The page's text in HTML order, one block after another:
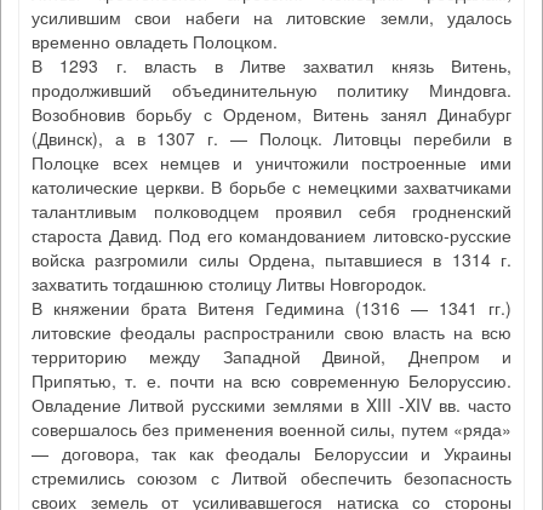
усилившим свои набеги на литовские земли, удалось
временно овладеть Полоцком.
В 1293 г. власть в Литве захватил князь Витень,
продолживший объединительную политику Миндовга.
Возобновив борьбу с Орденом, Витень занял Динабург
(Двинск), а в 1307 г. — Полоцк. Литовцы перебили в
Полоцке всех немцев и уничтожили построенные ими
католические церкви. В борьбе с немецкими захватчиками
талантливым полководцем проявил себя гродненский
староста Давид. Под его командованием литовско-русские
войска разгромили силы Ордена, пытавшиеся в 1314 г.
захватить тогдашнюю столицу Литвы Новгородок.
В княжении брата Витеня Гедимина (1316 — 1341 гг.)
литовские феодалы распространили свою власть на всю
территорию между Западной Двиной, Днепром и
Припятью, т. е. почти на всю современную Белоруссию.
Овладение Литвой русскими землями в XIII -XIV вв. часто
совершалось без применения военной силы, путем «ряда»
— договора, так как феодалы Белоруссии и Украины
стремились союзом с Литвой обеспечить безопасность
своих земель от усиливавшегося натиска со стороны